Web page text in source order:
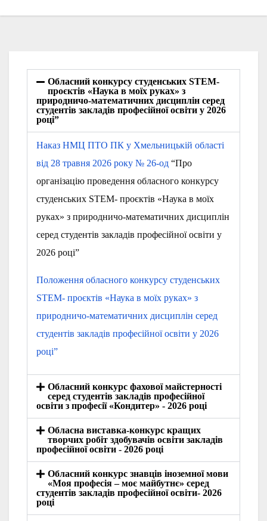
Обласний конкурсу студенських STEM-
проєктів «Наука в моїх руках» з
природничо-математичних дисциплін серед
студентів закладів професійної освіти у 2026
році”
Наказ НМЦ ПТО ПК у Хмельницькій області
від 28 травня 2026 року № 26-од “Про
організацію проведення обласного конкурсу
студенських STEM- проєктів «Наука в моїх
руках» з природничо-математичних дисциплін
серед студентів закладів професійної освіти у
2026 році”
Положення обласного конкурсу студенських
STEM- проєктів «Наука в моїх руках» з
природничо-математичних дисциплін серед
студентів закладів професійної освіти у 2026
році”
Обласний конкурс фахової майстерності
серед студентів закладів професійної
освіти з професії «Кондитер» - 2026 році
Обласна виставка-конкурс кращих
творчих робіт здобувачів освіти закладів
професійної освіти - 2026 році
Обласний конкурс знавців іноземної мови
«Моя професія – моє майбутнє» серед
студентів закладів професійної освіти- 2026
році